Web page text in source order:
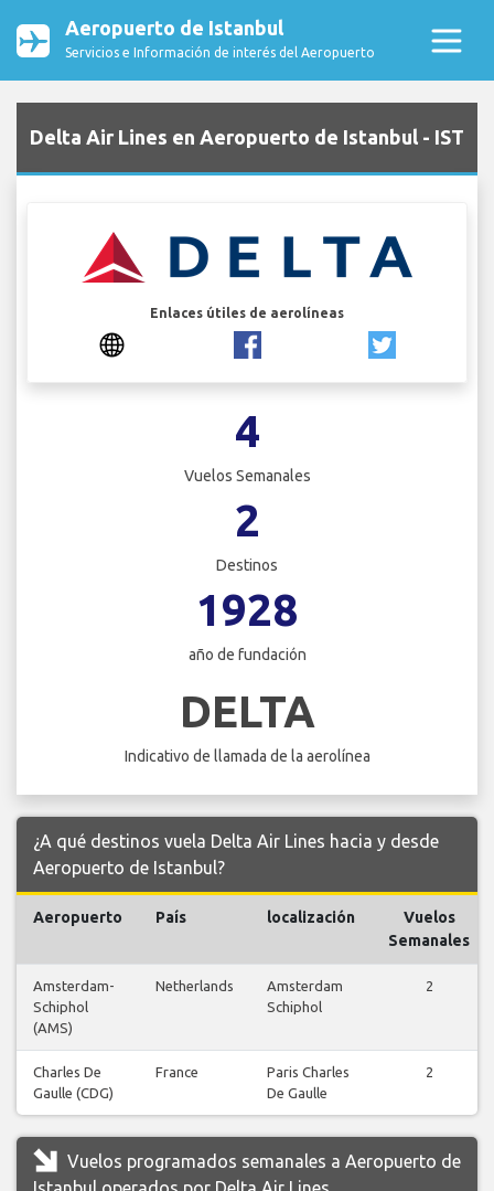
Aeropuerto de Istanbul
Servicios e Información de interés del Aeropuerto
Delta Air Lines en Aeropuerto de Istanbul - IST
Enlaces útiles de aerolíneas
4
Vuelos Semanales
2
Destinos
1928
año de fundación
DELTA
Indicativo de llamada de la aerolínea
¿A qué destinos vuela Delta Air Lines hacia y desde
Aeropuerto de Istanbul?
Aeropuerto País localización
Vuelos
Semanales
Amsterdam-
Schiphol
(AMS)
Netherlands
Amsterdam
Schiphol
2
Charles De
Gaulle (CDG)
France
Paris Charles
De Gaulle
2
Vuelos programados semanales a Aeropuerto de